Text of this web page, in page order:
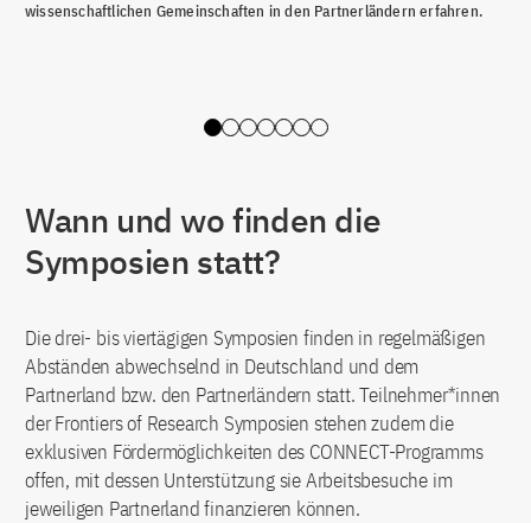
wissenschaftlichen Gemeinschaften in den Partnerländern erfahren.
Slide 0
Slide 1
Slide 2
Slide 3
Slide 4
Slide 5
Slide 6
Wann und wo finden die
Symposien statt?
Die drei- bis viertägigen Symposien finden in regelmäßigen
Abständen abwechselnd in Deutschland und dem
Partnerland bzw. den Partnerländern statt. Teilnehmer*innen
der Frontiers of Research Symposien stehen zudem die
exklusiven Fördermöglichkeiten des CONNECT-Programms
offen, mit dessen Unterstützung sie Arbeitsbesuche im
jeweiligen Partnerland finanzieren können.